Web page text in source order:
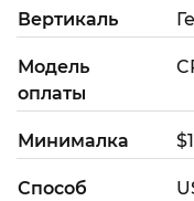
Вертикаль
Модель
оплаты
Минималка
Способ